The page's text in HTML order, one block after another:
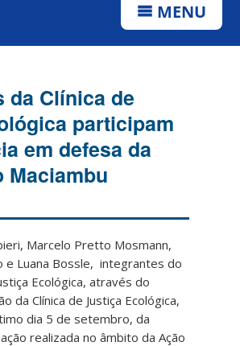
MENU
da Clínica de
participam
em defesa da
Maciambu
Marcelo Pretto Mosmann,
e Luana Bossle, integrantes do
Ecológica, através do
da Clínica de Justiça Ecológica,
dia 5 de setembro, da
realizada no âmbito da Ação